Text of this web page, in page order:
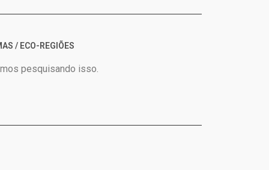
/ ECO-REGIÕES
pesquisando isso.